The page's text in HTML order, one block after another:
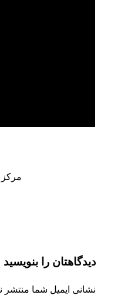
دیدگاهتان را بنویسید
نشانی ایمیل شما منتشر